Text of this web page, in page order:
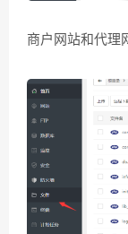
商户网站和代理